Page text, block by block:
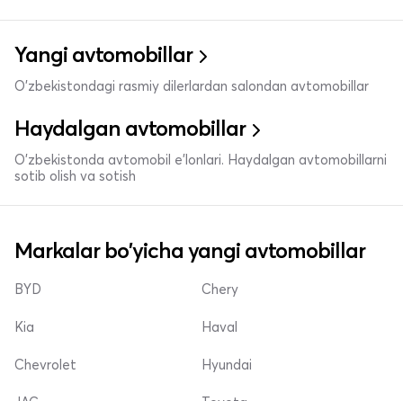
Yangi avtomobillar
O'zbekistondagi rasmiy dilerlardan salondan avtomobillar
Haydalgan avtomobillar
O'zbekistonda avtomobil e’lonlari. Haydalgan avtomobillarni
sotib olish va sotish
Markalar bo'yicha yangi avtomobillar
BYD
Kia
Chevrolet
Chery
Haval
Hyundai